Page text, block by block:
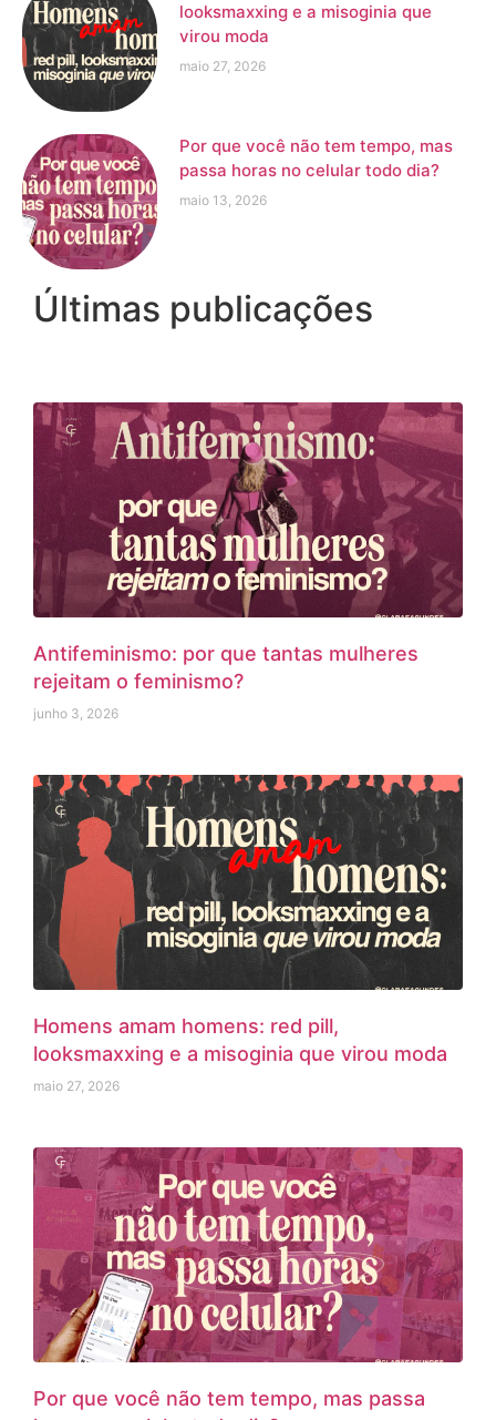
looksmaxxing e a misoginia que
virou moda
maio 27, 2026
Por que você não tem tempo, mas
passa horas no celular todo dia?
maio 13, 2026
Últimas publicações
Antifeminismo: por que tantas mulheres
rejeitam o feminismo?
junho 3, 2026
Homens amam homens: red pill,
looksmaxxing e a misoginia que virou moda
maio 27, 2026
Por que você não tem tempo, mas passa